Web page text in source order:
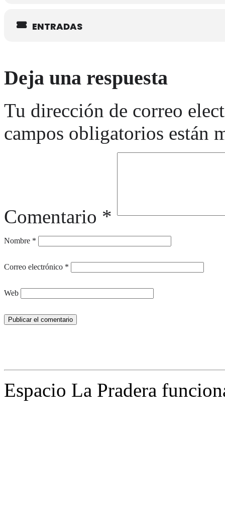
ENTRADAS
Deja una respuesta
Tu dirección de correo
campos obligatorios están
Comentario *
Nombre *
Correo electrónico *
Web
Espacio La Pradera